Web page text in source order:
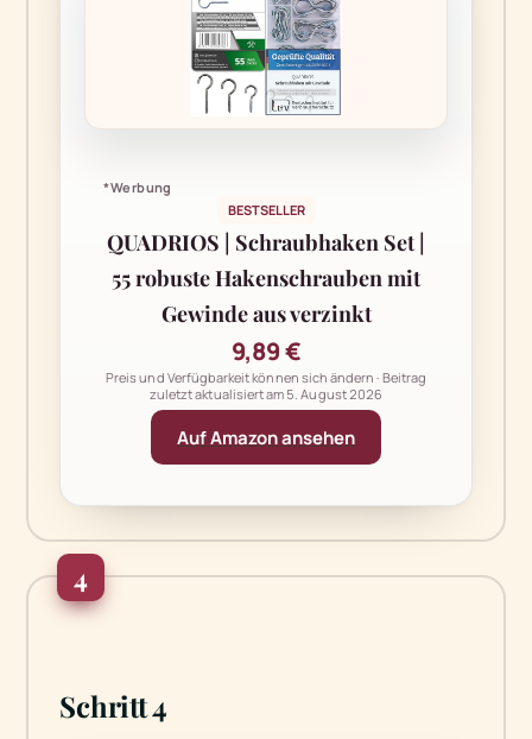
*Werbung
BESTSELLER
QUADRIOS | Schraubhaken Set |
55 robuste Hakenschrauben mit
Gewinde aus verzinkt
9,89 €
Preis und Verfügbarkeit können sich ändern · Beitrag
zuletzt aktualisiert am 5. August 2026
Auf Amazon ansehen
4
Schritt 4